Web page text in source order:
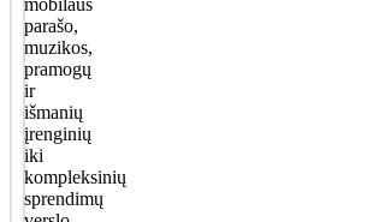
mobilaus
parašo,
muzikos,
pramogų
ir
išmanių
įrenginių
iki
kompleksinių
sprendimų